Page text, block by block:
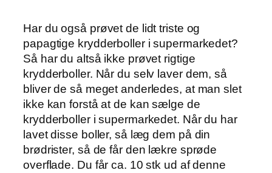
Har du også prøvet de lidt triste og
papagtige krydderboller i supermarkedet?
Så har du altså ikke prøvet rigtige
krydderboller. Når du selv laver dem, så
bliver de så meget anderledes, at man slet
ikke kan forstå at de kan sælge de
krydderboller i supermarkedet. Når du har
lavet disse boller, så læg dem på din
brødrister, så de får den lækre sprøde
overflade. Du får ca. 10 stk ud af denne